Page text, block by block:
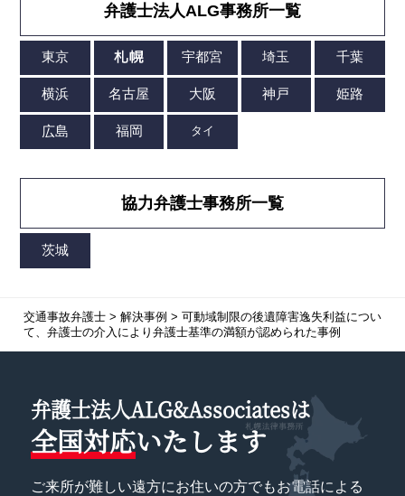
弁護士法人ALG事務所一覧
協力弁護士事務所一覧
交通事故弁護士> 解決事例 > 可動域制限の後遺障害逸失利益につい
て、弁護士の介入により弁護士基準の満額が認められた事例
弁護士法人ALG&Associatesは
全国対応いたします
ご来所が難しい遠方にお住いの方でもお電話による